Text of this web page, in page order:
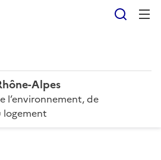
Alpes
l’environnement, de
logement